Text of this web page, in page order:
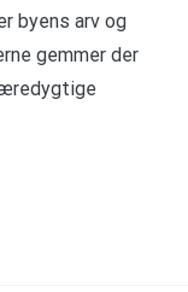
byens arv og
gemmer der